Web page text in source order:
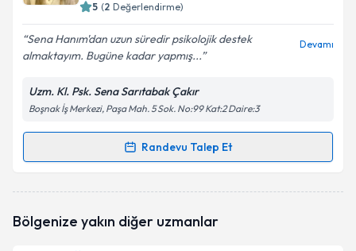
5 (2 Değerlendirme)
Sena Hanım'dan uzun süredir psikolojik destek
almaktayım. Bugüne kadar yapmış...
Devamı
Uzm. Kl. Psk. Sena Sarıtabak Çakır
Boşnak İş Merkezi, Paşa Mah. 5 Sok. No:99 Kat:2 Daire:3
Randevu Talep Et
Randevu Takvimi Talebi
takvimi talebi oluşturun. Size bu uzmandan randevu
Bölgenize yakın diğer uzmanlar